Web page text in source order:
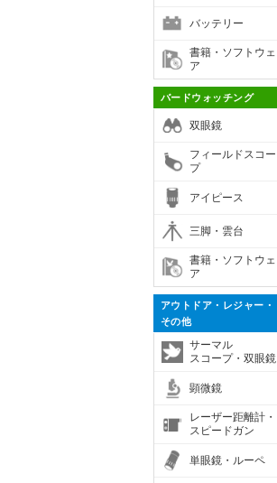
バッテリー
書籍・ソフトウェ
ア
バードウォッチング
双眼鏡
フィールドスコー
プ
アイピース
三脚・雲台
書籍・ソフトウェ
ア
アウトドア・レジャー・
その他
サーマル
スコープ・双眼鏡
顕微鏡
レーザー距離計・
スピードガン
単眼鏡・ルーペ